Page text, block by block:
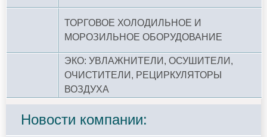
ТОРГОВОЕ ХОЛОДИЛЬНОЕ И
МОРОЗИЛЬНОЕ ОБОРУДОВАНИЕ
ЭКО: УВЛАЖНИТЕЛИ, ОСУШИТЕЛИ,
ОЧИСТИТЕЛИ, РЕЦИРКУЛЯТОРЫ
ВОЗДУХА
Новости компании: